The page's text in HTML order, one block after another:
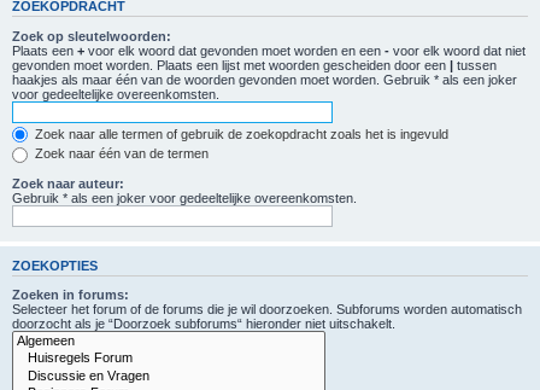
ZOEKOPDRACHT
Zoek op sleutelwoorden:
Plaats een + voor elk woord dat gevonden moet worden en een - voor elk woord dat niet
gevonden moet worden. Plaats een lijst met woorden gescheiden door een | tussen
haakjes als maar één van de woorden gevonden moet worden. Gebruik * als een joker
voor gedeeltelijke overeenkomsten.
Zoek naar alle termen of gebruik de zoekopdracht zoals het is ingevuld
Zoek naar één van de termen
Zoek naar auteur:
Gebruik * als een joker voor gedeeltelijke overeenkomsten.
ZOEKOPTIES
Zoeken in forums:
Selecteer het forum of de forums die je wil doorzoeken. Subforums worden automatisch
doorzocht als je “Doorzoek subforums“ hieronder niet uitschakelt.